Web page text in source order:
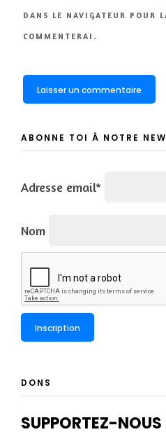
DANS LE NAVIGATEUR POUR
COMMENTERAI.
ABONNE TOI À NOTRE
Adresse email*
Nom
DONS
SUPPORTEZ-NOUS